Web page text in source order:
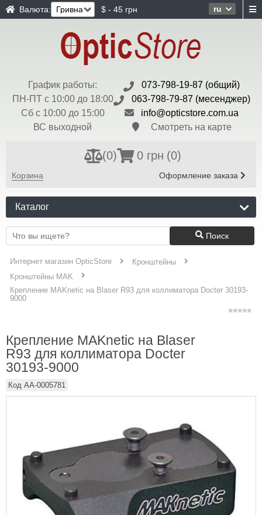
ru
Валюта: $ - 45 грн
График работы:
ПН-ПТ с 10:00 до 18:00
Сб с 10:00 до 15:00
ВС выходной
073-798-19-87 (общий)
063-798-79-87 (месенджер)
info@opticstore.com.ua
Смотреть на карте
(0) 0 грн (0)
Корзина Оформление заказа
Каталог
Поиск
Интернет магазин OpticStore
Кронштейны
Кронштейны MAK
Крепление MAKnetic на Blaser R93 для коллиматора Docter 30193-
9000
Крепление MAKnetic на Blaser
R93 для коллиматора Docter
30193-9000
Код AA-0005781